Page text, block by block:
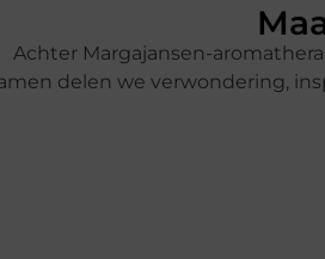
Achter Margajansen-
delen we verwondering,